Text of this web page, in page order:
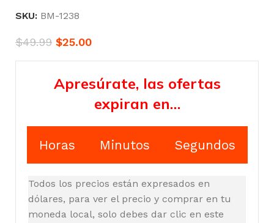
SKU: BM-1238
$49.99 $25.00
Apresúrate, las ofertas
expiran en…
Horas Minutos Segundos
Todos los precios están expresados en
dólares, para ver el precio y comprar en tu
moneda local, solo debes dar clic en este